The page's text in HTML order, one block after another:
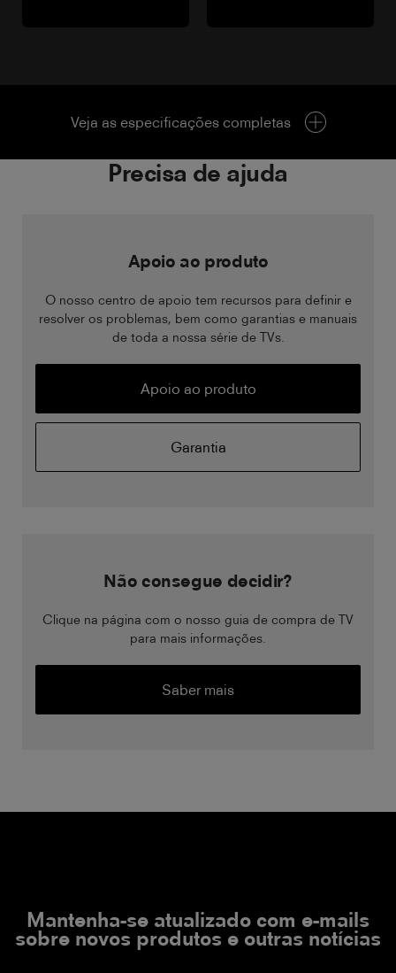
Veja as especificações completas
Precisa de ajuda
Apoio ao produto
O nosso centro de apoio tem recursos para definir e
resolver os problemas, bem como garantias e manuais
de toda a nossa série de TVs.
Apoio ao produto
Garantia
Não consegue decidir?
Clique na página com o nosso guia de compra de TV
para mais informações.
Saber mais
Mantenha-se atualizado com e-mails
sobre novos produtos e outras notícias